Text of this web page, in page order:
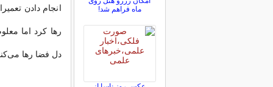
انجام دادن
رها کرد اما
دل فضا رها
ماه فراهم شد!